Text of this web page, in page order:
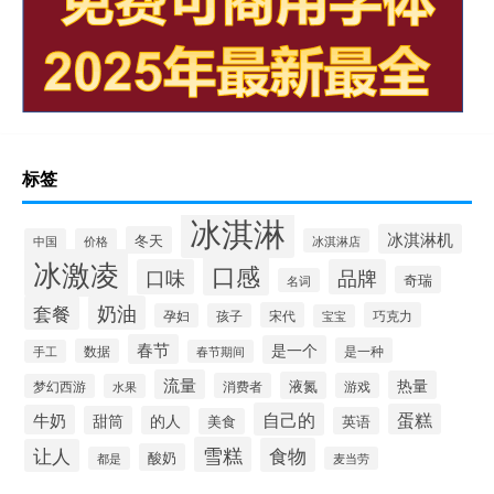
标签
中国 价格 冬天 冰淇淋 冰淇淋店 冰淇淋机
冰激凌 口味 口感 名词 品牌 奇瑞
套餐 奶油 孕妇 孩子 宋代 宝宝 巧克力
手工 数据 春节 春节期间 是一个 是一种
梦幻西游 水果 流量 消费者 液氮 游戏 热量
牛奶 甜筒 的人 美食 自己的 英语 蛋糕
让人 都是 酸奶 雪糕 食物 麦当劳